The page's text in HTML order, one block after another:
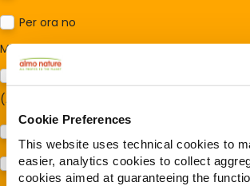
Cookie Preferences
This website uses technical cookies to
easier, analytics cookies to collect
cookies aimed at guaranteeing the
Per ora no
Mi interessa:*
(Almonature - Fondazione Capellino)
Protezione dei cani e dei gatti (Almo